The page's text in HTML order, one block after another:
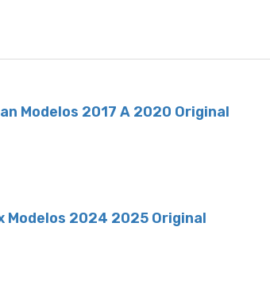
Modelos 2017 A 2020 Original
2024 2025 Original